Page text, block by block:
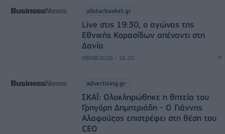
allstarbasket.gr
Live στις 19:30, ο αγώνας της
Εθνικής Κορασίδων απέναντι στη
Δανία
08/08/2026 - 16:20
advertising.gr
ΣΚΑΪ: Ολοκληρώθηκε η θητεία του
Γρηγόρη Δημητριάδη - Ο Γιάννης
Αλαφούζος επιστρέφει στη θέση του
CEO